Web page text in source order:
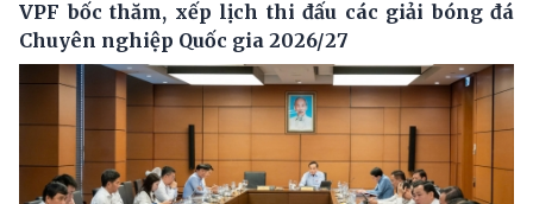
VPF bốc thăm, xếp lịch thi đấu các giải bóng đá
Chuyên nghiệp Quốc gia 2026/27